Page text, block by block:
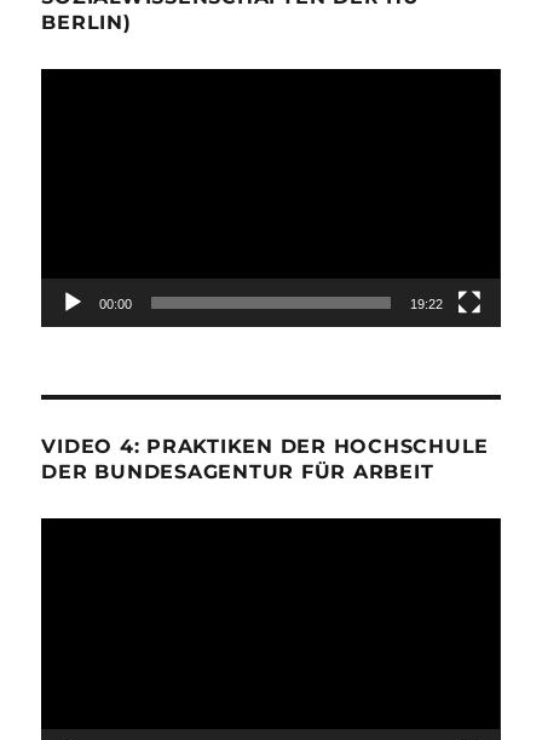
BERLIN)
00:00 19:22
VIDEO 4: PRAKTIKEN DER HOCHSCHULE
DER BUNDESAGENTUR FÜR ARBEIT